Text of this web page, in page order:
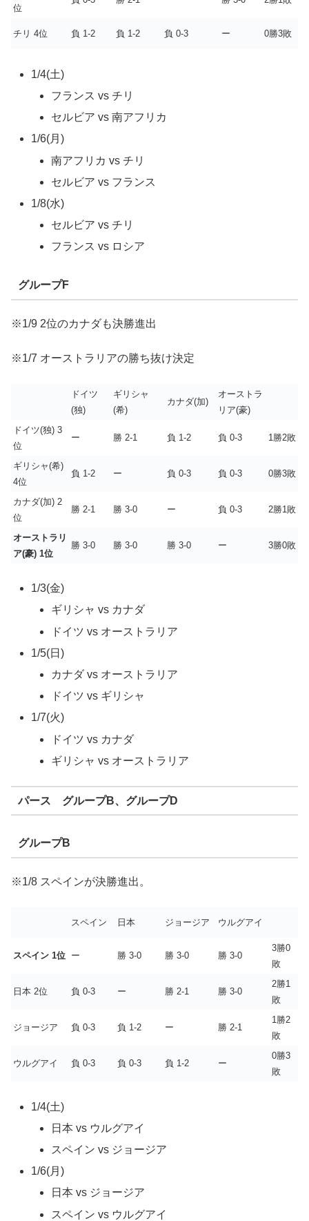
位
チリ 4位 負 1-2 負 1-2 負 0-3 ー 0勝3敗
1/4(土)
フランス vs チリ
セルビア vs 南アフリカ
1/6(月)
南アフリカ vs チリ
セルビア vs フランス
1/8(水)
セルビア vs チリ
フランス vs ロシア
グループF
※1/9 2位のカナダも決勝進出
※1/7 オーストラリアの勝ち抜け決定
ドイツ
(独)
ギリシャ
(希)
カナダ(加)
オーストラ
リア(豪)
ドイツ(独) 3
位
ー 勝 2-1 負 1-2 負 0-3 1勝2敗
ギリシャ(希)
4位
負 1-2 ー 負 0-3 負 0-3 0勝3敗
カナダ(加) 2
位
勝 2-1 勝 3-0 ー 負 0-3 2勝1敗
オーストラリ
ア(豪) 1位
勝 3-0 勝 3-0 勝 3-0 ー 3勝0敗
1/3(金)
ギリシャ vs カナダ
ドイツ vs オーストラリア
1/5(日)
カナダ vs オーストラリア
ドイツ vs ギリシャ
1/7(火)
ドイツ vs カナダ
ギリシャ vs オーストラリア
パース グループB、グループD
グループB
※1/8 スペインが決勝進出。
スペイン 日本 ジョージア ウルグアイ
スペイン 1位 ー 勝 3-0 勝 3-0 勝 3-0
3勝0
敗
日本 2位 負 0-3 ー 勝 2-1 勝 3-0
2勝1
敗
ジョージア 負 0-3 負 1-2 ー 勝 2-1
1勝2
敗
ウルグアイ 負 0-3 負 0-3 負 1-2 ー
0勝3
敗
1/4(土)
日本 vs ウルグアイ
スペイン vs ジョージア
1/6(月)
日本 vs ジョージア
スペイン vs ウルグアイ